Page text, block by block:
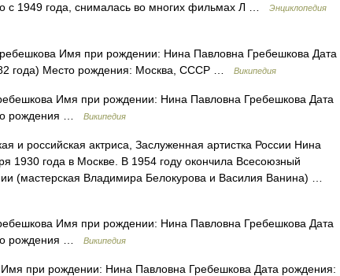
с 1949 года, снималась во многих фильмах Л …
Энциклопедия
Имя при рождении: Нина Павловна Гребешкова Дата
года) Место рождения: Москва, СССР …
Википедия
Имя при рождении: Нина Павловна Гребешкова Дата
рождения …
Википедия
и российская актриса, Заслуженная артистка России Нина
1930 года в Москве. В 1954 году окончила Всесоюзный
(мастерская Владимира Белокурова и Василия Ванина) …
Имя при рождении: Нина Павловна Гребешкова Дата
рождения …
Википедия
при рождении: Нина Павловна Гребешкова Дата рождения: